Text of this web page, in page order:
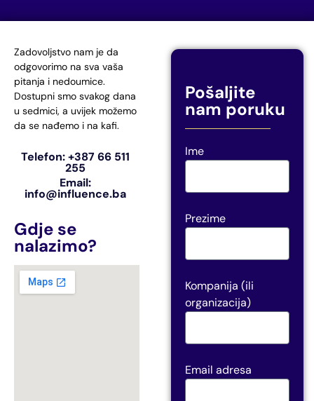
Zadovoljstvo nam je da
odgovorimo na sva vaša
pitanja i nedoumice.
Dostupni smo svakog dana
u sedmici, a uvijek možemo
da se nađemo i na kafi.
Telefon: +387 66 511
255
Email:
info@influence.ba
Gdje se
nalazimo?
Pošaljite
nam poruku
Ime
Prezime
Kompanija (ili
organizacija)
Email adresa